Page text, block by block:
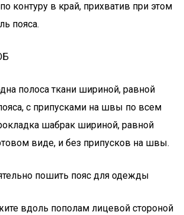
контуру в край, прихватив при этом
пояса.
полоса ткани шириной, равной
с припусками на швы по всем
шабрак шириной, равной
виде, и без припусков на швы.
вдоль пополам лицевой стороной